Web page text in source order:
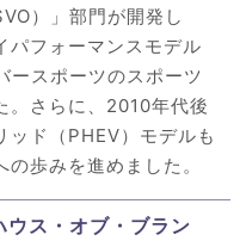
）」部門が開発し
パフォーマンスモデル
ースポーツのスポーツ
。さらに、2010年代後
ッド（PHEV）モデルも
歩みを進めました。
ス・オブ・ブラン